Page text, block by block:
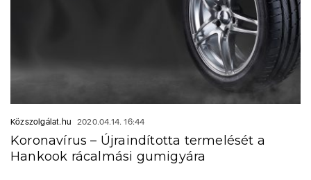
Közszolgálat.hu 2020.04.14. 16:44
Koronavírus – Újraindította termelését a
Hankook rácalmási gumigyára